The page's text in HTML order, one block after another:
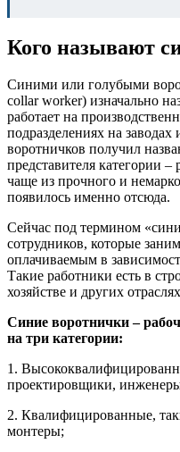
Кого называют
Синими или голубыми
collar worker) изначально
работает на
подразделениях на
воротничков получил
представителя категории
чаще из прочного и
появилось именно отсюда.
Сейчас под термином
сотрудников, которые
оплачиваемым в
Такие работники есть в
хозяйстве и других
Синие воротнички –
на три категории:
1.
проектировщики,
2. Квалифицированные,
монтеры;